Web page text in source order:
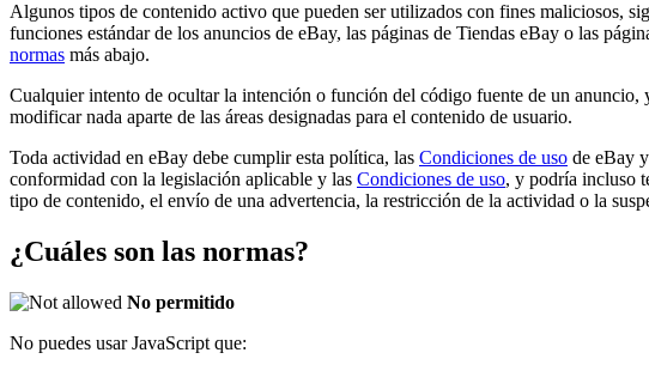
Algunos tipos de contenido activo que pueden ser utilizados con fines maliciosos,
funciones estándar de los anuncios de eBay, las páginas de Tiendas eBay o las
normas más abajo.
Cualquier intento de ocultar la intención o función del código fuente de un
modificar nada aparte de las áreas designadas para el contenido de usuario.
Toda actividad en eBay debe cumplir esta política, las Condiciones de uso de eBay
conformidad con la legislación aplicable y las Condiciones de uso, y podría incluso
tipo de contenido, el envío de una advertencia, la restricción de la actividad o la
¿Cuáles son las normas?
No permitido
No puedes usar JavaScript que: